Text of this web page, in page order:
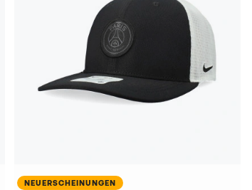
NEUERSCHEINUNGEN